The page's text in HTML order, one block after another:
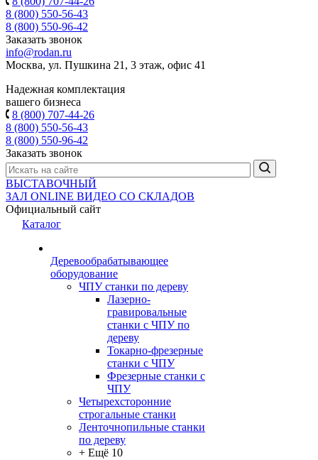
8 (800) 550-56-43
8 (800) 550-96-42
Заказать звонок
info@rodan.ru
Москва, ул. Пушкина 21, 3 этаж, офис 41
Надежная комплектация
вашего бизнеса
8 (800) 707-44-26
8 (800) 550-56-43
8 (800) 550-96-42
Заказать звонок
ВЫСТАВОЧНЫЙ
ЗАЛ ONLINE ВИДЕО СО СКЛАДОВ
Официальный сайт
Каталог
Деревообрабатывающее
оборудование
ЧПУ станки по дереву
Лазерно-
гравировальные
станки с ЧПУ по
дереву
Токарно-фрезерные
станки с ЧПУ
Фрезерные станки с
ЧПУ
Четырехсторонние
строгальные станки
Ленточнопильные станки
по дереву
+ Ещё 10